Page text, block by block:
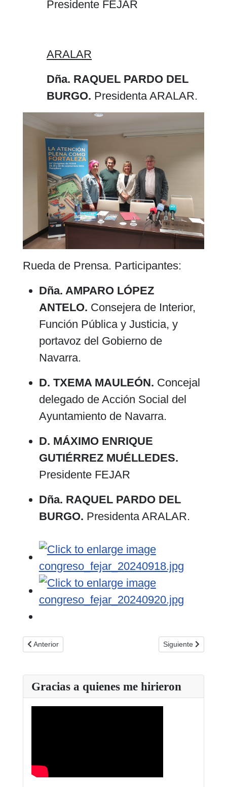
Presidente FEJAR
ARALAR
Dña. RAQUEL PARDO DEL
BURGO. Presidenta ARALAR.
Rueda de Prensa. Participantes:
Dña. AMPARO LÓPEZ
ANTELO. Consejera de Interior,
Función Pública y Justicia, y
portavoz del Gobierno de
Navarra.
D. TXEMA MAULEÓN. Concejal
delegado de Acción Social del
Ayuntamiento de Navarra.
D. MÁXIMO ENRIQUE
GUTIÉRREZ MUÉLLEDES.
Presidente FEJAR
Dña. RAQUEL PARDO DEL
BURGO. Presidenta ARALAR.
Artículo anterior: MANIFESTO “29 DE OCTUBRE, DÍA SIN
Anterior Artículo siguiente:
Siguiente
Gracias a quienes me hirieron